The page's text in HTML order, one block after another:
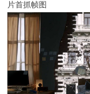
片首抓帧图